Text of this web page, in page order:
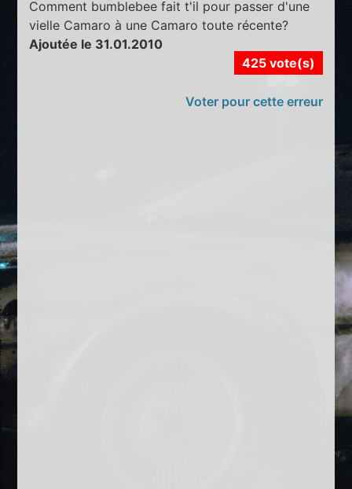
Comment bumblebee fait t'il pour passer d'une
vielle Camaro à une Camaro toute récente?
Ajoutée le 31.01.2010
425 vote(s)
Voter pour cette erreur